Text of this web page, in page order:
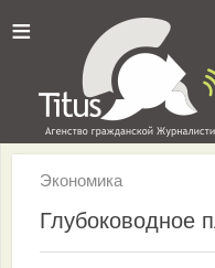
≡
Экономика
Глубоководное